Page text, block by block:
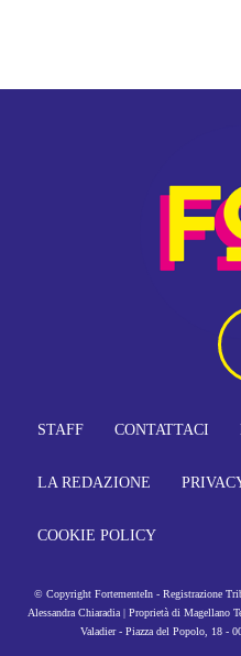
STAFF CONTATTACI
LA REDAZIONE
COOKIE POLICY
© Copyright FortementeIn - Registrazione
Alessandra Chiaradia | Proprietà di Magellano
Valadier - Piazza del Popolo, 18 -